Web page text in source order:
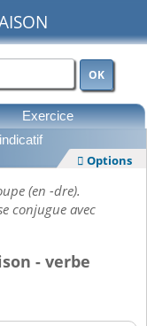
OK
Exercice
 Options
(en -dre).
conjugue avec
- verbe